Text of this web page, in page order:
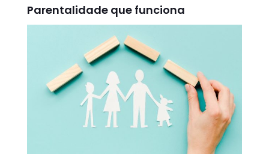
Parentalidade que funciona